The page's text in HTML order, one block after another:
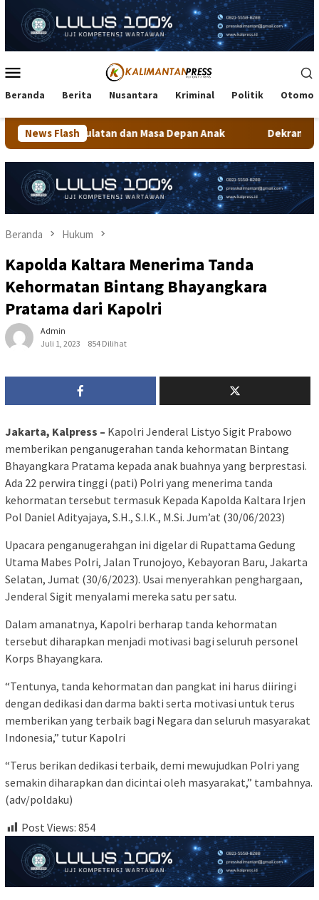
konten
Mobile
Beranda Berita Nusantara Kriminal Politik
News Flash
dan Masa Depan Anak Dekranasda Tarakan
Beranda Hukum
Kapolda Kaltara Menerima Tanda
Kehormatan Bintang Bhayangkara
Pratama dari Kapolri
Admin
Juli 1, 2023
854 Dilihat
Jakarta, Kalpress – Kapolri Jenderal Listyo Sigit Prabowo
memberikan penganugerahan tanda kehormatan Bintang
Bhayangkara Pratama kepada anak buahnya yang berprestasi.
Ada 22 perwira tinggi (pati) Polri yang menerima tanda
kehormatan tersebut termasuk Kepada Kapolda Kaltara Irjen
Pol Daniel Adityajaya, S.H., S.I.K., M.Si. Jum’at (30/06/2023)
Upacara penganugerahgan ini digelar di Rupattama Gedung
Utama Mabes Polri, Jalan Trunojoyo, Kebayoran Baru, Jakarta
Selatan, Jumat (30/6/2023). Usai menyerahkan penghargaan,
Jenderal Sigit menyalami mereka satu per satu.
Dalam amanatnya, Kapolri berharap tanda kehormatan
tersebut diharapkan menjadi motivasi bagi seluruh personel
Korps Bhayangkara.
“Tentunya, tanda kehormatan dan pangkat ini harus diiringi
dengan dedikasi dan darma bakti serta motivasi untuk terus
memberikan yang terbaik bagi Negara dan seluruh masyarakat
Indonesia,” tutur Kapolri
“Terus berikan dedikasi terbaik, demi mewujudkan Polri yang
semakin diharapkan dan dicintai oleh masyarakat,” tambahnya.
(adv/poldaku)
Post Views: 854